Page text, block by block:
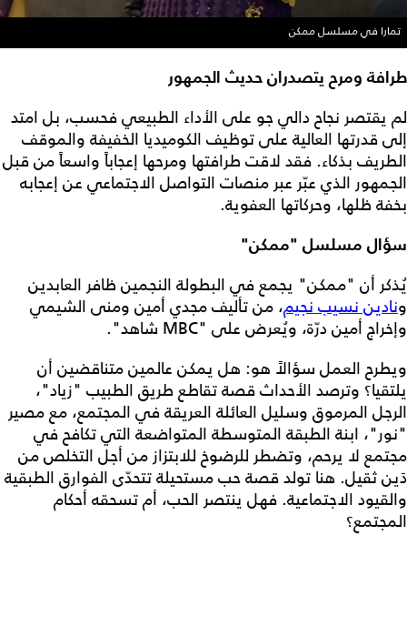
تمارا في مسلسل ممكن
طرافة ومرح يتصدران حديث الجمهور
لم يقتصر نجاح دالي جو على الأداء الطبيعي فحسب، بل امتد
إلى قدرتها العالية على توظيف الكوميديا الخفيفة والموقف
الطريف بذكاء. فقد لاقت طرافتها ومرحها إعجاباً واسعاً من قبل
الجمهور الذي عبّر عبر منصات التواصل الاجتماعي عن إعجابه
بخفة ظلها، وحركاتها العفوية.
سؤال مسلسل "ممكن"
يُذكر أن "ممكن" يجمع في البطولة النجمين ظافر العابدين
ونادين نسيب نجيم، من تأليف مجدي أمين ومنى الشيمي
وإخراج أمين درّة، ويُعرض على "MBC شاهد".
ويطرح العمل سؤالاً هو: هل يمكن عالمين متناقضين أن
يلتقيا؟ وترصد الأحداث قصة تقاطع طريق الطبيب "زياد"،
الرجل المرموق وسليل العائلة العريقة في المجتمع، مع مصير
"نور"، ابنة الطبقة المتوسطة المتواضعة التي تكافح في
مجتمع لا يرحم، وتضطر للرضوخ للابتزاز من أجل التخلص من
دَين ثقيل. هنا تولد قصة حب مستحيلة تتحدّى الفوارق الطبقية
والقيود الاجتماعية. فهل ينتصر الحب، أم تسحقه أحكام
المجتمع؟